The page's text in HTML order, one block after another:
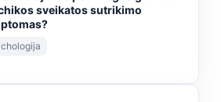
sveikatos sutrikimo